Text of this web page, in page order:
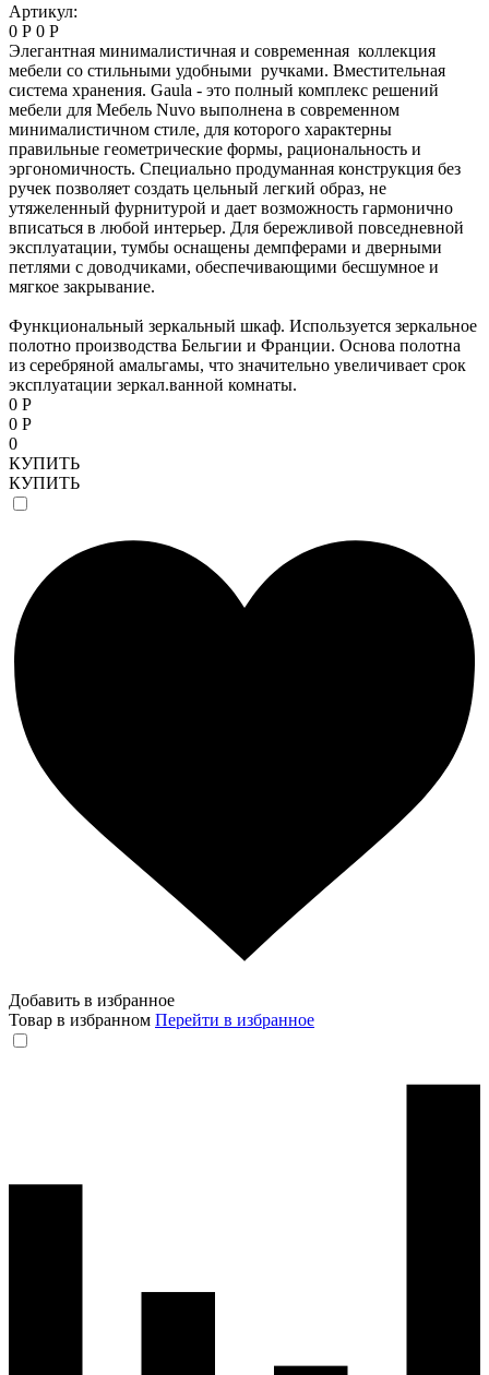
Артикул:
0 Р 0 Р
Элегантная минималистичная и современная коллекция
мебели со стильными удобными ручками. Вместительная
система хранения. Gaula - это полный комплекс решений
мебели для Мебель Nuvo выполнена в современном
минималистичном стиле, для которого характерны
правильные геометрические формы, рациональность и
эргономичность. Специально продуманная конструкция без
ручек позволяет создать цельный легкий образ, не
утяжеленный фурнитурой и дает возможность гармонично
вписаться в любой интерьер. Для бережливой повседневной
эксплуатации, тумбы оснащены демпферами и дверными
петлями с доводчиками, обеспечивающими бесшумное и
мягкое закрывание.
Функциональный зеркальный шкаф. Используется зеркальное
полотно производства Бельгии и Франции. Основа полотна
из серебряной амальгамы, что значительно увеличивает срок
эксплуатации зеркал.ванной комнаты.
0 Р
0 Р
0
КУПИТЬ
КУПИТЬ
Добавить в избранное
Товар в избранном Перейти в избранное